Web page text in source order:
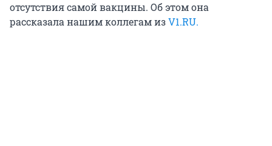
отсутствия самой вакцины. Об этом она
рассказала нашим коллегам изV1.RU.